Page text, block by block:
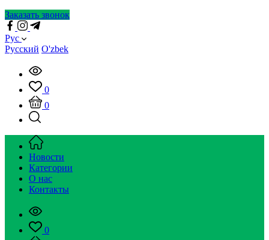
Заказать звонок
Рус
Русский O'zbek
0
0
Новости
Категории
О нас
Контакты
0